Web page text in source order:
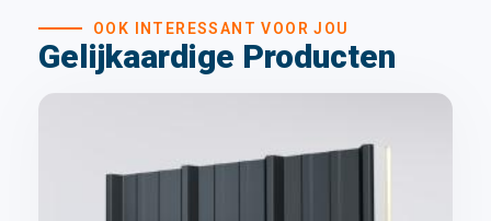
Gelijkaardige Producten
OOK INTERESSANT VOOR JOU